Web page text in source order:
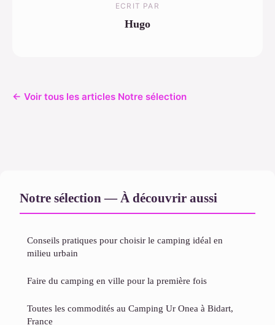
ECRIT PAR
Hugo
← Voir tous les articles Notre sélection
Notre sélection — À découvrir aussi
Conseils pratiques pour choisir le camping idéal en
milieu urbain
Faire du camping en ville pour la première fois
Toutes les commodités au Camping Ur Onea à Bidart,
France